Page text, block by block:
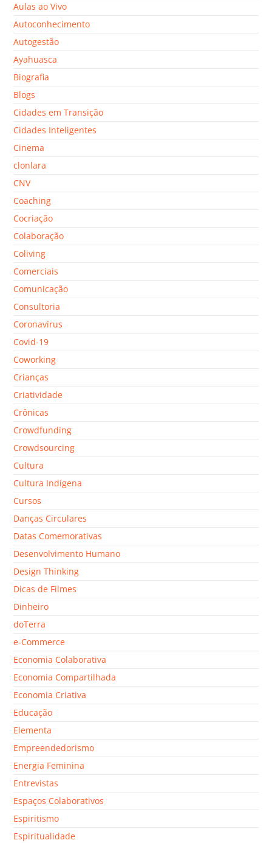
Aulas ao Vivo
Autoconhecimento
Autogestão
Ayahuasca
Biografia
Blogs
Cidades em Transição
Cidades Inteligentes
Cinema
clonlara
CNV
Coaching
Cocriação
Colaboração
Coliving
Comerciais
Comunicação
Consultoria
Coronavírus
Covid-19
Coworking
Crianças
Criatividade
Crônicas
Crowdfunding
Crowdsourcing
Cultura
Cultura Indígena
Cursos
Danças Circulares
Datas Comemorativas
Desenvolvimento Humano
Design Thinking
Dicas de Filmes
Dinheiro
doTerra
e-Commerce
Economia Colaborativa
Economia Compartilhada
Economia Criativa
Educação
Elementa
Empreendedorismo
Energia Feminina
Entrevistas
Espaços Colaborativos
Espiritismo
Espiritualidade